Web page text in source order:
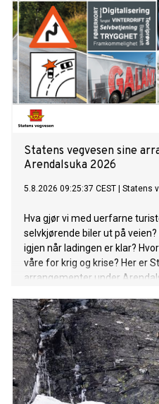
Statens vegvesen sine
Arendalsuka 2026
5.8.2026 09:25:37 CEST Statens
Hva gjør vi med uerfarne
selvkjørende biler ut på
igjen når ladingen er klar?
våre for krig og krise? Her er
arrangementer under